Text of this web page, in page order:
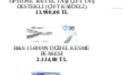
B&S 156900N DÜBEL KESME
2.134,00 TL